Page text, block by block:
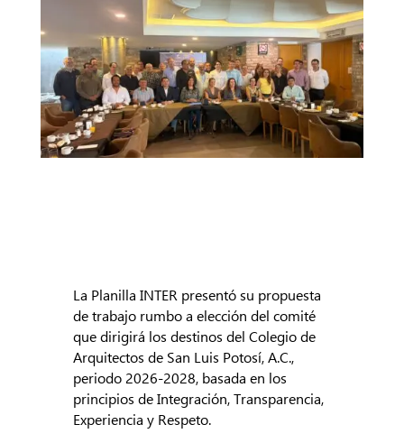
La Planilla INTER presentó su propuesta
de trabajo rumbo a elección del comité
que dirigirá los destinos del Colegio de
Arquitectos de San Luis Potosí, A.C.,
periodo 2026-2028, basada en los
principios de Integración, Transparencia,
Experiencia y Respeto.